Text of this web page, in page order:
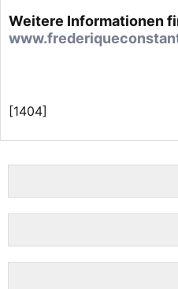
Weitere Informationen
[1404]